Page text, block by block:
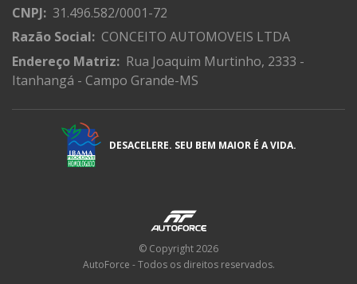
CNPJ: 31.496.582/0001-72
Razão Social: CONCEITO AUTOMOVEIS LTDA
Endereço Matriz: Rua Joaquim Murtinho, 2333 -
Itanhangá - Campo Grande-MS
DESACELERE. SEU BEM MAIOR É A VIDA.
© Copyright 2026
AutoForce - Todos os direitos reservados.